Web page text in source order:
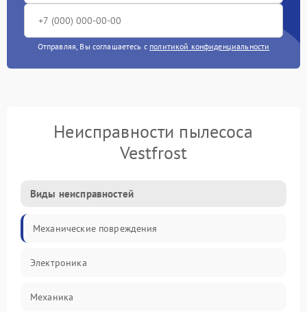
Отправляя, Вы соглашаетесь с политикой конфиденциальности
Неисправности пылесоса
Vestfrost
Виды неисправностей
Механические повреждения
Электроника
Механика